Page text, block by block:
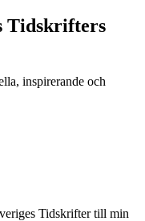
Tidskrifters
inspirerande och
Tidskrifter till min